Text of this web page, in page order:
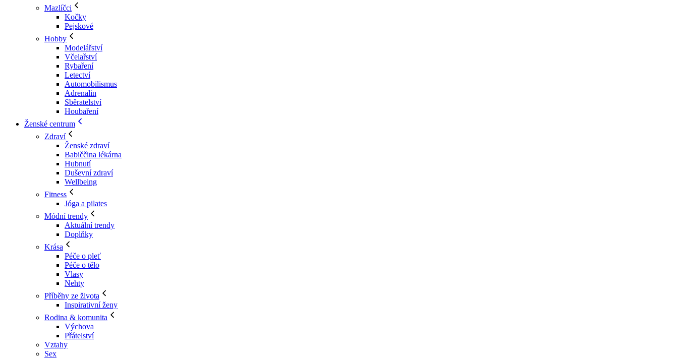
Mazlíčci
Kočky
Pejskové
Hobby
Modelářství
Včelařství
Rybaření
Letectví
Automobilismus
Adrenalin
Sběratelství
Houbaření
Ženské centrum
Zdraví
Ženské zdraví
Babiččina lékárna
Hubnutí
Duševní zdraví
Wellbeing
Fitness
Jóga a pilates
Módní trendy
Aktuální trendy
Doplňky
Krása
Péče o pleť
Péče o tělo
Vlasy
Nehty
Příběhy ze života
Inspirativní ženy
Rodina & komunita
Výchova
Přátelství
Vztahy
Sex